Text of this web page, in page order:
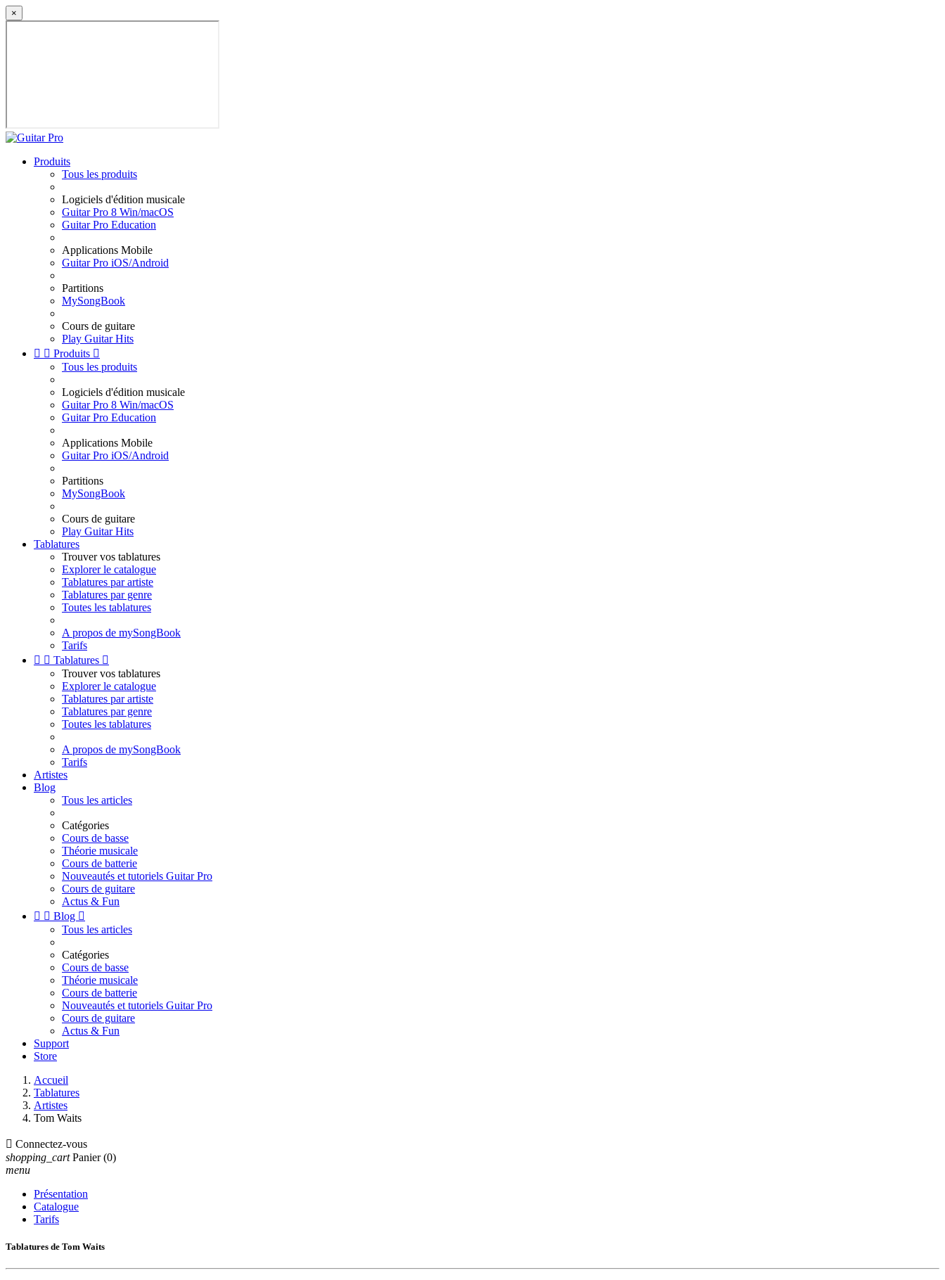
×
Produits
Tous les produits
Logiciels d'édition musicale
Guitar Pro 8 Win/macOS
Guitar Pro Education
Applications Mobile
Guitar Pro iOS/Android
Partitions
MySongBook
Cours de guitare
Play Guitar Hits
  Produits 
Tous les produits
Logiciels d'édition musicale
Guitar Pro 8 Win/macOS
Guitar Pro Education
Applications Mobile
Guitar Pro iOS/Android
Partitions
MySongBook
Cours de guitare
Play Guitar Hits
Tablatures
Trouver vos tablatures
Explorer le catalogue
Tablatures par artiste
Tablatures par genre
Toutes les tablatures
A propos de mySongBook
Tarifs
  Tablatures 
Trouver vos tablatures
Explorer le catalogue
Tablatures par artiste
Tablatures par genre
Toutes les tablatures
A propos de mySongBook
Tarifs
Artistes
Blog
Tous les articles
Catégories
Cours de basse
Théorie musicale
Cours de batterie
Nouveautés et tutoriels Guitar Pro
Cours de guitare
Actus & Fun
  Blog 
Tous les articles
Catégories
Cours de basse
Théorie musicale
Cours de batterie
Nouveautés et tutoriels Guitar Pro
Cours de guitare
Actus & Fun
Support
Store
Accueil
Tablatures
Artistes
Tom Waits
 Connectez-vous
shopping_cart Panier (0)
menu
Présentation
Catalogue
Tarifs
Tablatures de Tom Waits